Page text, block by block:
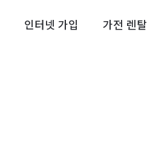
인터넷 가입 가전 렌탈